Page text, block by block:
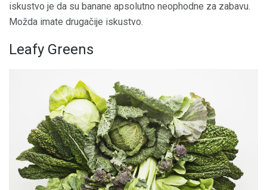
iskustvo je da su banane apsolutno neophodne za zabavu.
Možda imate drugačije iskustvo.
Leafy Greens